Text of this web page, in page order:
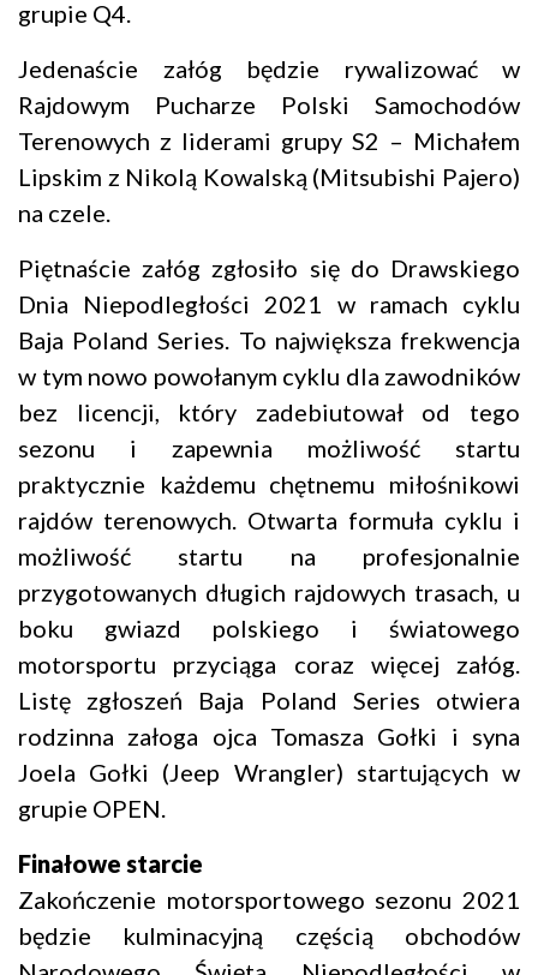
grupie Q4.
Jedenaście załóg będzie rywalizować w
Rajdowym Pucharze Polski Samochodów
Terenowych z liderami grupy S2 – Michałem
Lipskim z Nikolą Kowalską (Mitsubishi Pajero)
na czele.
Piętnaście załóg zgłosiło się do Drawskiego
Dnia Niepodległości 2021 w ramach cyklu
Baja Poland Series. To największa frekwencja
w tym nowo powołanym cyklu dla zawodników
bez licencji, który zadebiutował od tego
sezonu i zapewnia możliwość startu
praktycznie każdemu chętnemu miłośnikowi
rajdów terenowych. Otwarta formuła cyklu i
możliwość startu na profesjonalnie
przygotowanych długich rajdowych trasach, u
boku gwiazd polskiego i światowego
motorsportu przyciąga coraz więcej załóg.
Listę zgłoszeń Baja Poland Series otwiera
rodzinna załoga ojca Tomasza Gołki i syna
Joela Gołki (Jeep Wrangler) startujących w
grupie OPEN.
Finałowe starcie
Zakończenie motorsportowego sezonu 2021
będzie kulminacyjną częścią obchodów